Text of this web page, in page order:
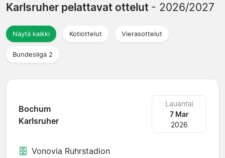
Karlsruher pelattavat ottelut - 2026/2027
Näytä kaikki Kotiottelut Vierasottelut
Bundesliga 2
Bochum
Karlsruher
Lauantai
7 Mar
2026
Vonovia Ruhrstadion